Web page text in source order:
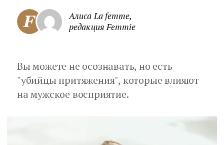
Алиса La femme,
редакция Femmie
Вы можете не осознавать, но есть
"убийцы притяжения", которые влияют
на мужское восприятие.